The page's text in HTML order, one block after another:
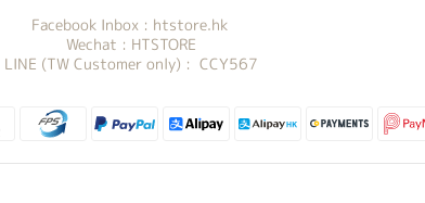
Facebook Inbox : htstore.hk
Wechat : HTSTORE
LINE (TW Customer only) : CCY567